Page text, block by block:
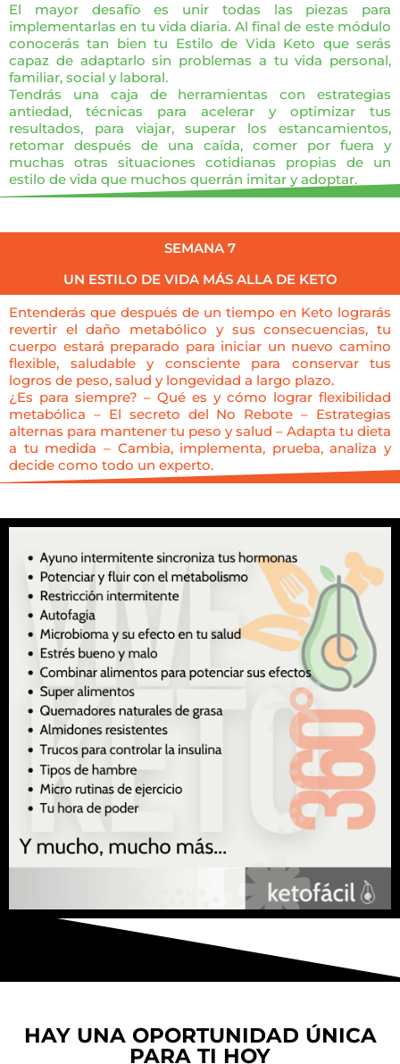
El mayor desafío es unir todas las piezas para
implementarlas en tu vida diaria. Al final de este módulo
conocerás tan bien tu Estilo de Vida Keto que serás
capaz de adaptarlo sin problemas a tu vida personal,
familiar, social y laboral.
Tendrás una caja de herramientas con estrategias
antiedad, técnicas para acelerar y optimizar tus
resultados, para viajar, superar los estancamientos,
retomar después de una caída, comer por fuera y
muchas otras situaciones cotidianas propias de un
estilo de vida que muchos querrán imitar y adoptar.
SEMANA 7
UN ESTILO DE VIDA MÁS ALLA DE KETO
Entenderás que después de un tiempo en Keto lograrás
revertir el daño metabólico y sus consecuencias, tu
cuerpo estará preparado para iniciar un nuevo camino
flexible, saludable y consciente para conservar tus
logros de peso, salud y longevidad a largo plazo.
¿Es para siempre? – Qué es y cómo lograr flexibilidad
metabólica – El secreto del No Rebote – Estrategias
alternas para mantener tu peso y salud – Adapta tu dieta
a tu medida – Cambia, implementa, prueba, analiza y
decide como todo un experto.
HAY UNA OPORTUNIDAD ÚNICA
PARA TI HOY